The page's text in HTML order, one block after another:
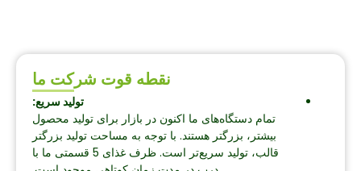
نقطه قوت شرکت ما
تولید سریع:
تمام دستگاه‌های ما اکنون در بازار برای تولید محصول
بیشتر، بزرگتر هستند. با توجه به مساحت تولید بزرگتر
قالب، تولید سریع‌تر است. ظرف غذای 5 قسمتی ما با